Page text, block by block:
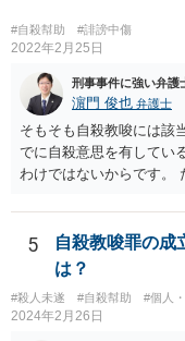
#自殺幇助 #誹謗中傷
2022年2月25日
刑事事件に強い弁護
濵門 俊也 弁護士
そもそも自殺教唆には該
でに自殺意思を有してい
わけではないからです。
5
自殺教唆罪の成
は？
#殺人未遂 #自殺幇助 #個人
2024年2月26日